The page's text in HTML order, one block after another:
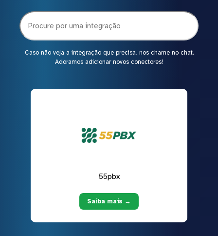
Caso não veja a integração que precisa, nos chame no chat.
Adoramos adicionar novos conectores!
55pbx
Saiba mais →